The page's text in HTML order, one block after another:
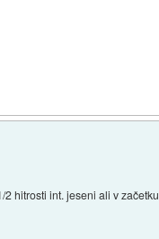
hitrosti int. jeseni ali v začetku